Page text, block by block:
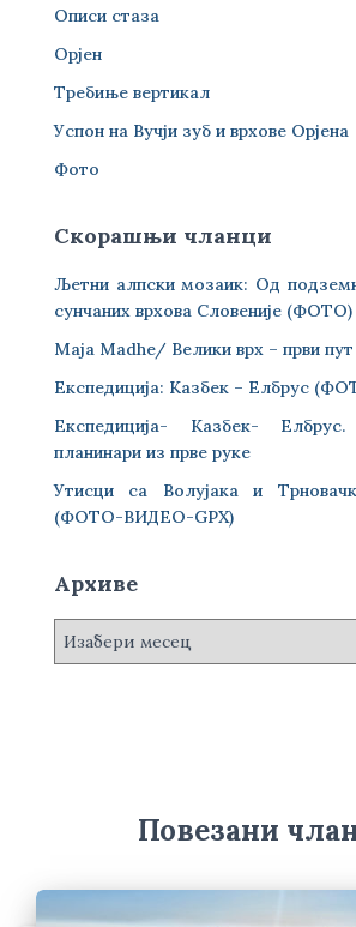
Описи стаза
Орјен
Требиње вертикал
Успон на Вучји зуб и врхове Орјена
Фото
Скорашњи чланци
Љетни алпски мозаик: Од
сунчаних врхова Словеније (ФОТО)
Maja Madhe/ Велики врх – први
Експедиција: Казбек – Елбрус
Експедиција- Казбек- Елбрус.
планинари из прве руке
Утисци са Волујака и
(ФОТО-ВИДЕО-GPX)
Архиве
А
Повезани